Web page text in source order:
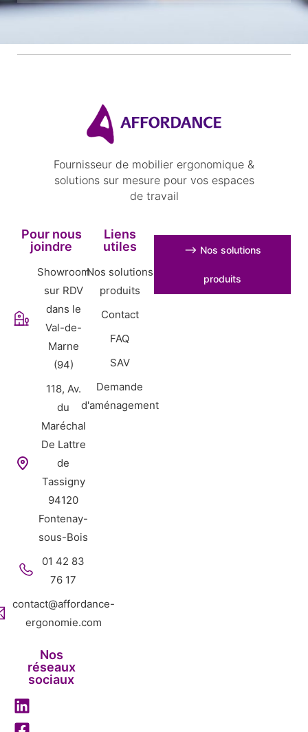
Fournisseur de mobilier ergonomique &
solutions sur mesure pour vos espaces
de travail
Pour nous
joindre
Showroom
sur RDV
dans le
Val-de-
Marne
(94)
118, Av.
du
Maréchal
De Lattre
de
Tassigny
94120
Fontenay-
sous-Bois
01 42 83
76 17
contact@affordance-
ergonomie.com
Nos
réseaux
sociaux
Liens
utiles
Nos solutions
produits
Contact
FAQ
SAV
Demande
d'aménagement
⟶ Nos solutions
produits